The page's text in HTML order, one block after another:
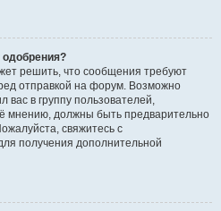
решить, что сообщения требуют
отправкой на форум. Возможно
вас в группу пользователей,
мнению, должны быть предварительно
свяжитесь с
получения дополнительной